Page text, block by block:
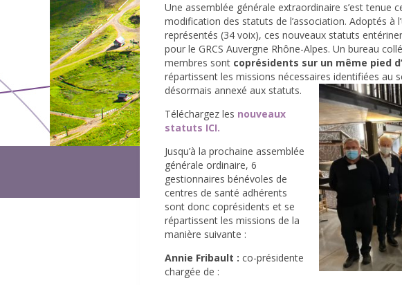
Une assemblée générale extraordinaire s’est tenue
modification des statuts de l’association. Adoptés à
représentés (34 voix), ces nouveaux statuts
pour le GRCS Auvergne Rhône-Alpes. Un bureau
membres sont coprésidents sur un même pied
répartissent les missions nécessaires identifiées au
désormais annexé aux statuts.
Téléchargez les nouveaux
statuts ICI.
Jusqu’à la prochaine assemblée
générale ordinaire, 6
gestionnaires bénévoles de
centres de santé adhérents
sont donc coprésidents et se
répartissent les missions de la
manière suivante :
Annie Fribault : co-présidente
chargée de :